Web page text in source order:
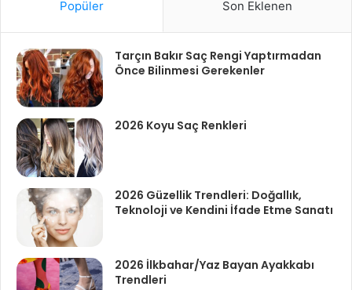
Popüler Son Eklenen
Tarçın Bakır Saç Rengi Yaptırmadan
Önce Bilinmesi Gerekenler
2026 Koyu Saç Renkleri
2026 Güzellik Trendleri: Doğallık,
Teknoloji ve Kendini İfade Etme Sanatı
2026 İlkbahar/Yaz Bayan Ayakkabı
Trendleri